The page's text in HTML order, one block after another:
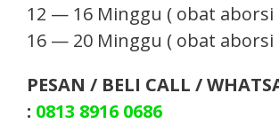
12 — 16 Minggu ( obat aborsi
16 — 20 Minggu ( obat aborsi
PESAN / BELI CALL /
: 0813 8916 0686